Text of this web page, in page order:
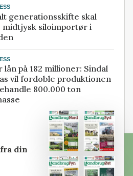
generationsskifte skal
midtjysk siloimportør i
lån på 182 millioner: Sindal
vil fordoble produktionen
800.000 ton
din